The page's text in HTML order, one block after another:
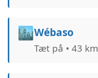
🏙️Wébaso
Tæt på • 43 km